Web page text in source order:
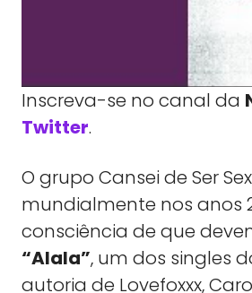
Inscreva-se no canal da
Twitter.
O grupo Cansei de Ser
mundialmente nos anos
consciência de que
“Alala”, um dos singles
autoria de Lovefoxxx,